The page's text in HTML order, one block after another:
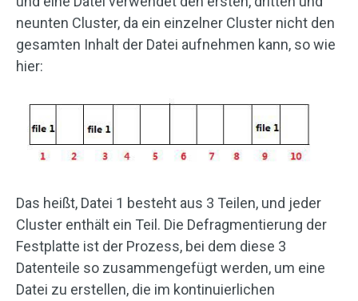
neunten Cluster, da ein einzelner Cluster nicht den
gesamten Inhalt der Datei aufnehmen kann, so wie
hier:
Das heißt, Datei 1 besteht aus 3 Teilen, und jeder
Cluster enthält ein Teil. Die Defragmentierung der
Festplatte ist der Prozess, bei dem diese 3
Datenteile so zusammengefügt werden, um eine
Datei zu erstellen, die im kontinuierlichen